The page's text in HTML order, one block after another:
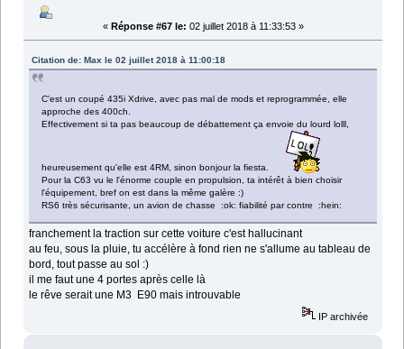
« Réponse #67 le: 02 juillet 2018 à 11:33:53 »
Citation de: Max le 02 juillet 2018 à 11:00:18
C'est un coupé 435i Xdrive, avec pas mal de mods et reprogrammée, elle
approche des 400ch.
Effectivement si ta pas beaucoup de débattement ça envoie du lourd lolll,
heureusement qu'elle est 4RM, sinon bonjour la fiesta.
Pour la C63 vu le l'énorme couple en propulsion, ta intérêt à bien choisir
l'équipement, bref on est dans la même galère :)
RS6 très sécurisante, un avion de chasse :ok: fiabilité par contre :hein:
franchement la traction sur cette voiture c'est hallucinant
au feu, sous la pluie, tu accélère à fond rien ne s'allume au tableau de
bord, tout passe au sol :)
il me faut une 4 portes après celle là
le rêve serait une M3 E90 mais introuvable
IP archivée